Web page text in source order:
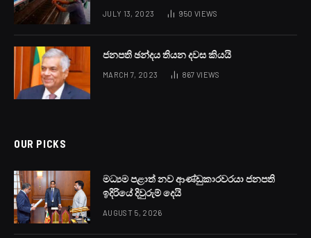
JULY 13, 2023 950 VIEWS
ජනපති ඡන්දය තියන දවස කියයි
MARCH 7, 2023 867 VIEWS
OUR PICKS
මධ්‍යම පළාත් නව ආණ්ඩුකාරවරයා ජනපති
ඉදිරියේ දිවුරුම් දෙයි
AUGUST 5, 2026